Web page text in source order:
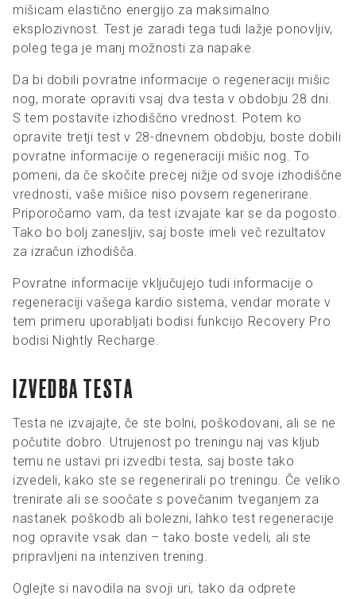
mišicam elastično energijo za maksimalno
eksplozivnost. Test je zaradi tega tudi lažje ponovljiv,
poleg tega je manj možnosti za napake.
Da bi dobili povratne informacije o regeneraciji mišic
nog, morate opraviti vsaj dva testa v obdobju 28 dni.
S tem postavite izhodiščno vrednost. Potem ko
opravite tretji test v 28-dnevnem obdobju, boste dobili
povratne informacije o regeneraciji mišic nog. To
pomeni, da če skočite precej nižje od svoje izhodiščne
vrednosti, vaše mišice niso povsem regenerirane.
Priporočamo vam, da test izvajate kar se da pogosto.
Tako bo bolj zanesljiv, saj boste imeli več rezultatov
za izračun izhodišča.
Povratne informacije vključujejo tudi informacije o
regeneraciji vašega kardio sistema, vendar morate v
tem primeru uporabljati bodisi funkcijo Recovery Pro
bodisi Nightly Recharge.
IZVEDBA TESTA
Testa ne izvajajte, če ste bolni, poškodovani, ali se ne
počutite dobro. Utrujenost po treningu naj vas kljub
temu ne ustavi pri izvedbi testa, saj boste tako
izvedeli, kako ste se regenerirali po treningu. Če veliko
trenirate ali se soočate s povečanim tveganjem za
nastanek poškodb ali bolezni, lahko test regeneracije
nog opravite vsak dan – tako boste vedeli, ali ste
pripravljeni na intenziven trening.
Oglejte si navodila na svoji uri, tako da odprete